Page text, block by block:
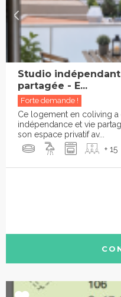
Studio
partagée - E...
Forte demande !
Ce logement en coliving
indépendance et vie
son espace privatif av...
+ 15